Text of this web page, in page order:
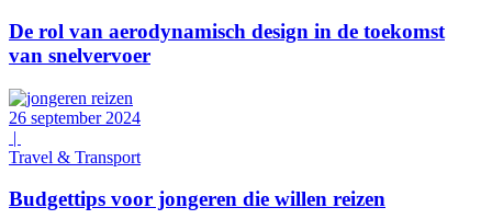
De rol van aerodynamisch design in de toekomst
van snelvervoer
26 september 2024
|
Travel & Transport
Budgettips voor jongeren die willen reizen